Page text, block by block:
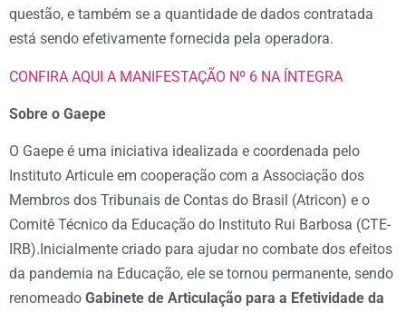
questão, e também se a quantidade de dados contratada
está sendo efetivamente fornecida pela operadora.
CONFIRA AQUI A MANIFESTAÇÃO Nº 6 NA ÍNTEGRA
Sobre o Gaepe
O Gaepe é uma iniciativa idealizada e coordenada pelo
Instituto Articule em cooperação com a Associação dos
Membros dos Tribunais de Contas do Brasil (Atricon) e o
Comitê Técnico da Educação do Instituto Rui Barbosa (CTE-
IRB).Inicialmente criado para ajudar no combate dos efeitos
da pandemia na Educação, ele se tornou permanente, sendo
renomeado Gabinete de Articulação para a Efetividade da